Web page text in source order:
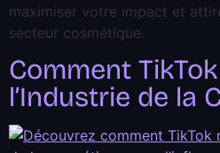
maximiser votre impact et
secteur cosmétique.
Comment
l’Industrie de la